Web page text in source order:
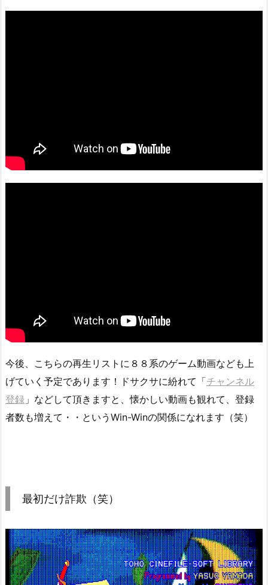
今後、こちらの再生リストに８８系のゲーム動画なども上
げていく予定であります！ドサクサに紛れて「チャンネル
登録 」などして頂きますと、懐かしい動画も観れて、登録
者数も増えて・・というWin-Winの関係になれます（笑）
最初だけ詐欺（笑）